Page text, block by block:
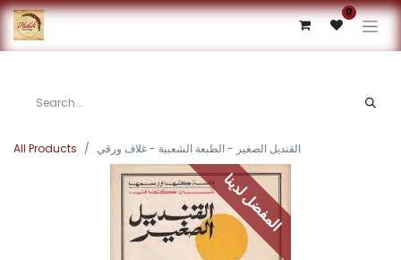
0
All Products القنديل الصغير - الطبعة الشعبية - غلاف ورقي
المفضل لدينا